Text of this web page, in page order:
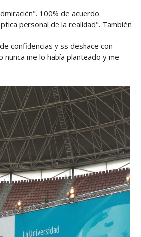
100% de acuerdo.
personal de la realidad". También
confidencias y ss deshace con
nunca me lo había planteado y me